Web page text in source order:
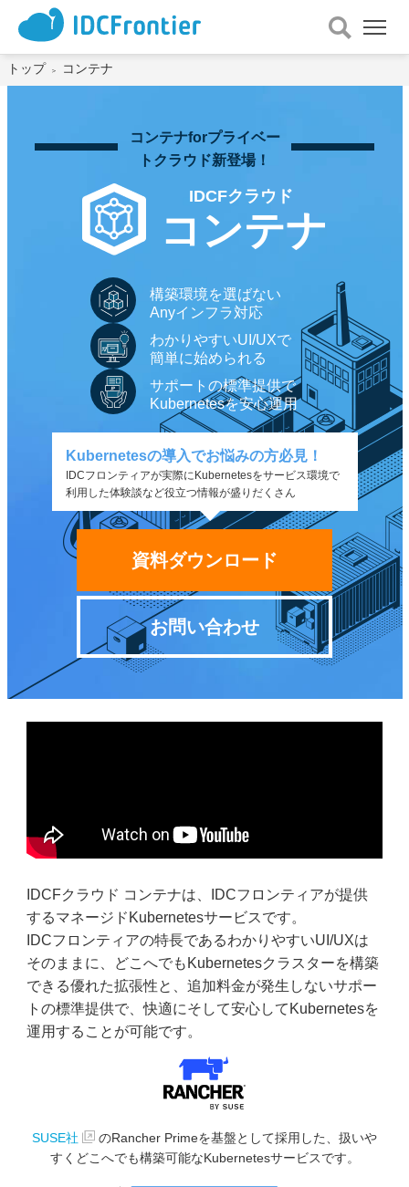
メ
ニュー
トップ コンテナ
コンテナforプライベー
トクラウド新登場！
IDCFクラウド
コンテナ
構築環境を選ばない
Anyインフラ対応
わかりやすいUI/UXで
簡単に始められる
サポートの標準提供で
Kubernetesを安心運用
Kubernetesの導入でお悩みの方必見！
IDCフロンティアが実際にKubernetesをサービス環境で
利用した体験談など役立つ情報が盛りだくさん
資料ダウンロード
お問い合わせ
IDCFクラウド コンテナは、IDCフロンティアが提供
するマネージドKubernetesサービスです。
IDCフロンティアの特長であるわかりやすいUI/UXは
そのままに、どこへでもKubernetesクラスターを構築
できる優れた拡張性と、追加料金が発生しないサポー
トの標準提供で、快適にそして安心してKubernetesを
運用することが可能です。
SUSE社 のRancher Primeを基盤として採用した、 扱いや
すくどこへでも構築可能なKubernetesサービスです。